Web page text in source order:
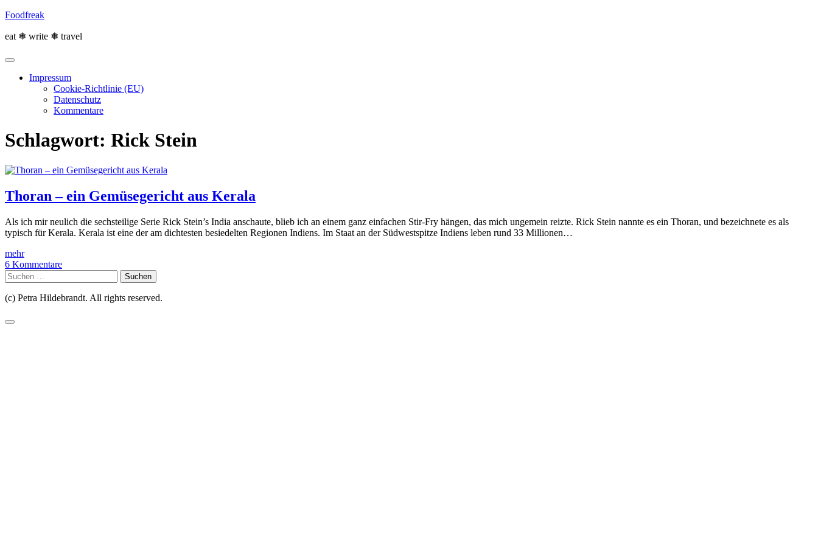
Skip
content
Foodfreak
eat ❅ write ❅ travel
Impressum
Cookie-Richtlinie (EU)
Datenschutz
Kommentare
Schlagwort: Rick Stein
Thoran – ein Gemüsegericht aus Kerala
Als ich mir neulich die sechsteilige Serie Rick Stein’s India anschaute, blieb ich an einem ganz einfachen Stir-Fry hängen, das mich ungemein reizte. Rick Stein nannte es ein Thoran, und bezeichnete es als
typisch für Kerala. Kerala ist eine der am dichtesten besiedelten Regionen Indiens. Im Staat an der Südwestspitze Indiens leben rund 33 Millionen…
mehr
6 Kommentare
Suchen
nach:
(c) Petra Hildebrandt. All rights reserved.